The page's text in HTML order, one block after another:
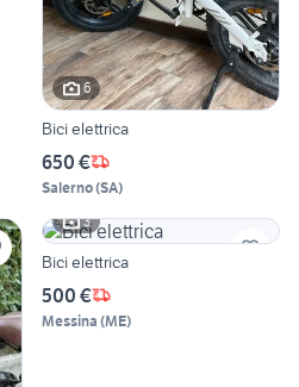
6
Bici elettrica
650 €
Salerno(SA)
3
Bici elettrica
500 €
Messina (ME)